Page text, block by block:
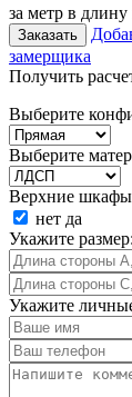
за метр в длину
Заказать
замерщика
Получить
Выберите
Выберите
Верхние
нет да
Укажите размер:
Укажите